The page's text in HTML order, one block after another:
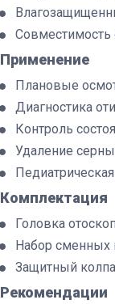
Совместимость
Применение
Плановые
Диагностика
Контроль
Удаление
Комплектация
Головка
Набор сменных
Защитный
Рекомендации